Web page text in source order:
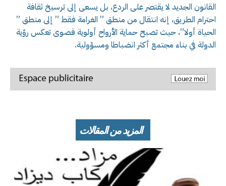
القانون الجديد لا يقتصر على الردع، بل يسعى إلى ترسيخ ثقافة
احترام الطريق، إنه انتقال من منطق ” الغرامة فقط ” إلى منطق ”
الحياة أولا”، حيث تصبح حماية الأرواح أولوية قصوى تعكس رؤية
الدولة في بناء مجتمع أكثر انضباطا ومسؤولية.
المزيد من المقالات